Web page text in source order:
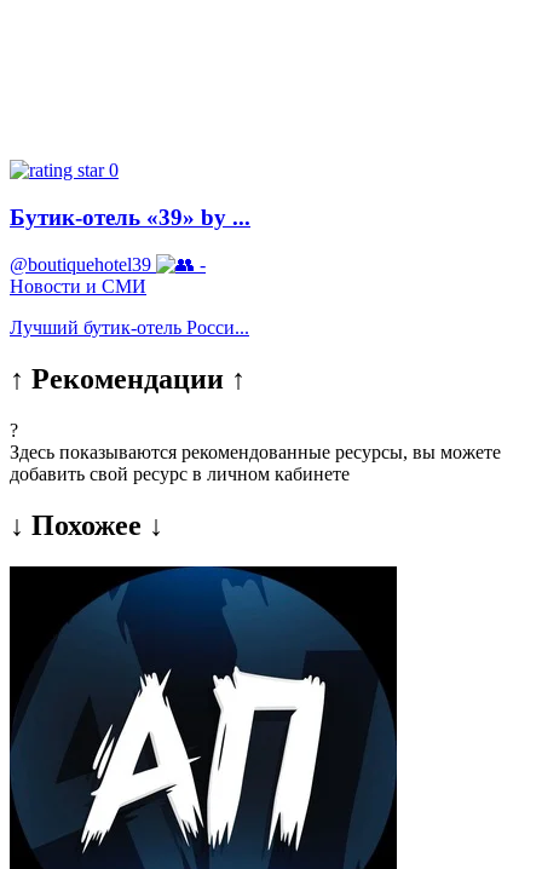
0
Бутик-отель «39» by ...
@boutiquehotel39
-
Новости и СМИ
Лучший бутик-отель Росси...
↑ Рекомендации ↑
?
Здесь показываются рекомендованные ресурсы, вы можете
добавить свой ресурс в личном кабинете
↓ Похожее ↓